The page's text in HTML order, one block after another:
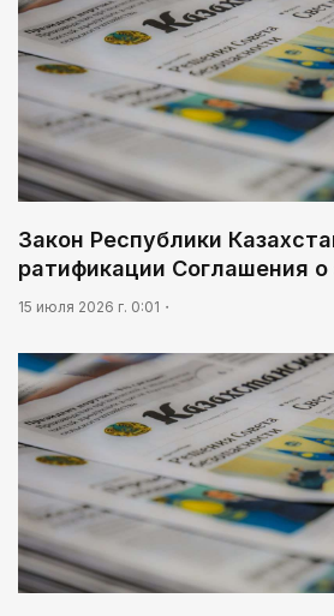
Закон Республики
ратификации Соглашения
15 июля 2026 г. 0:01